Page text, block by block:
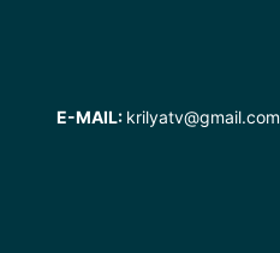
E-MAIL: krilyatv@gmail.com